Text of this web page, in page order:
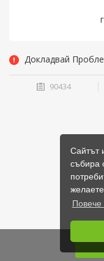
Сайтът
събира
Докладвай
90434